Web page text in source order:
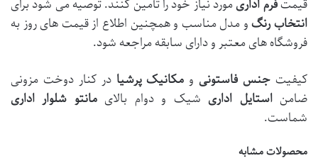
قیمتفرم اداریمورد نیاز خود را تأمین کنند. توصیه می شود برای
انتخاب رنگو مدل مناسب و همچنین اطلاع از قیمت های روز به
فروشگاه های معتبر و دارای سابقه مراجعه شود.
کیفیت جنس فاستونی و مکانیک پرشیا در کنار دوخت مزونی
ضامناستایل اداری شیک و دوام بالایمانتو شلوار اداری
شماست.
محصولات مشابه